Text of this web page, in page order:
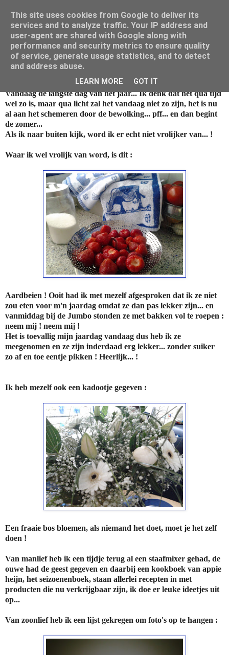
Mamouna's Enya
vrijdag 21 juni 2013
Jaardag
Vandaag de langste dag van het jaar... Ik denk dat het qua tijd
wel zo is, maar qua licht zal het vandaag niet zo zijn, het is nu
al aan het schemeren door de bewolking... pff... en dan begint
de zomer...
Als ik naar buiten kijk, word ik er echt niet vrolijker van... !
Waar ik wel vrolijk van word, is dit :
Aardbeien ! Ooit had ik met mezelf afgesproken dat ik ze niet
zou eten voor m'n jaardag omdat ze dan pas lekker zijn... en
vanmiddag bij de Jumbo stonden ze met bakken vol te roepen :
neem mij ! neem mij !
Het is toevallig mijn jaardag vandaag dus heb ik ze
meegenomen en ze zijn inderdaad erg lekker... zonder suiker
zo af en toe eentje pikken ! Heerlijk... !
Ik heb mezelf ook een kadootje gegeven :
Een fraaie bos bloemen, als niemand het doet, moet je het zelf
doen !
Van manlief heb ik een tijdje terug al een staafmixer gehad, de
ouwe had de geest gegeven en daarbij een kookboek van appie
heijn, het seizoenenboek, staan allerlei recepten in met
producten die nu verkrijgbaar zijn, ik doe er leuke ideetjes uit
op...
Van zoonlief heb ik een lijst gekregen om foto's op te hangen :
This site uses cookies from Google to deliver its
services and to analyze traffic. Your IP address and
user-agent are shared with Google along with
performance and security metrics to ensure quality
of service, generate usage statistics, and to detect
and address abuse.
LEARN MORE GOT IT